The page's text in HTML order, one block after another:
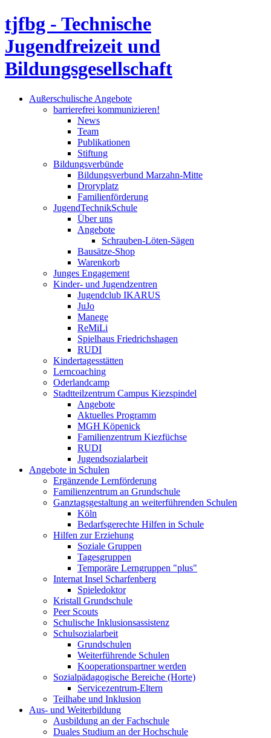
tjfbg - Technische
Jugendfreizeit und
Bildungsgesellschaft
Außerschulische Angebote
barrierefrei kommunizieren!
News
Team
Publikationen
Stiftung
Bildungsverbünde
Bildungsverbund Marzahn-Mitte
Droryplatz
Familienförderung
JugendTechnikSchule
Über uns
Angebote
Schrauben-Löten-Sägen
Bausätze-Shop
Warenkorb
Junges Engagement
Kinder- und Jugendzentren
Jugendclub IKARUS
JuJo
Manege
ReMiLi
Spielhaus Friedrichshagen
RUDI
Kindertagesstätten
Lerncoaching
Oderlandcamp
Stadtteilzentrum Campus Kiezspindel
Angebote
Aktuelles Programm
MGH Köpenick
Familienzentrum Kiezfüchse
RUDI
Jugendsozialarbeit
Angebote in Schulen
Ergänzende Lernförderung
Familienzentrum an Grundschule
Ganztagsgestaltung an weiterführenden Schulen
Köln
Bedarfsgerechte Hilfen in Schule
Hilfen zur Erziehung
Soziale Gruppen
Tagesgruppen
Temporäre Lerngruppen "plus"
Internat Insel Scharfenberg
Spieledoktor
Kristall Grundschule
Peer Scouts
Schulische Inklusionsassistenz
Schulsozialarbeit
Grundschulen
Weiterführende Schulen
Kooperationspartner werden
Sozialpädagogische Bereiche (Horte)
Servicezentrum-Eltern
Teilhabe und Inklusion
Aus- und Weiterbildung
Ausbildung an der Fachschule
Duales Studium an der Hochschule